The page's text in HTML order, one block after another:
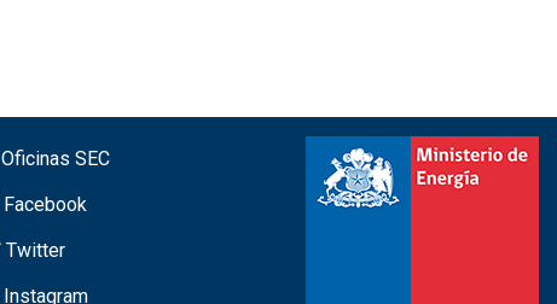
Oficinas SEC
Facebook
Twitter
Instagram